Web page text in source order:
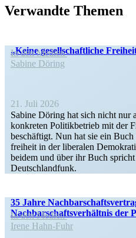
Verwandte Themen
„Keine gesell­schaft­liche
In den Medien
Sabine Döring
21. Juli 2026
Sabine Döring hat sich nicht nur
konkreten Politik­be­trieb mit der
beschäftigt. Nun hat sie ein
freiheit in der liberalen
beidem und über ihr Buch
Deutschlandfunk.
35 Jahre
Nachbar­schafts­ver­hältnis der
In den Medien
Irene Hahn-Fuhr